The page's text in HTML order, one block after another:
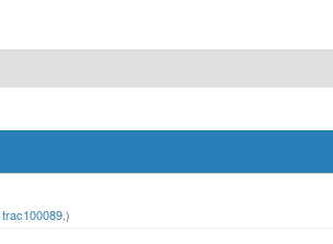
trac100089.)